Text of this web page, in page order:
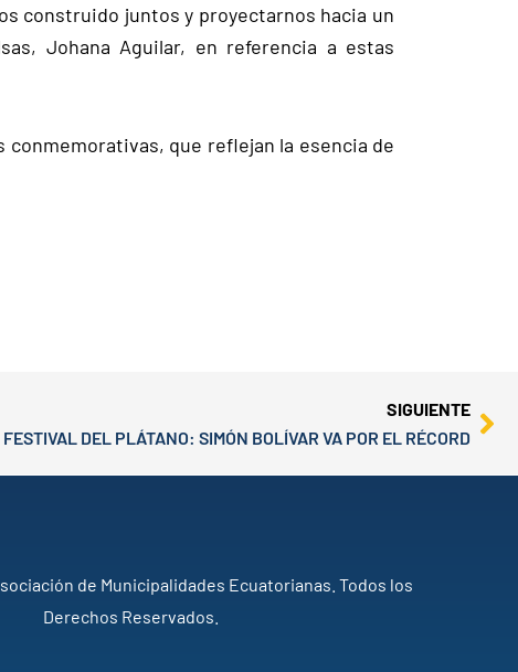
construido juntos y proyectarnos hacia un
Johana Aguilar, en referencia a estas
que reflejan la esencia de
SIGUIENTE
FESTIVAL DEL PLÁTANO: SIMÓN BOLÍVAR VA POR EL RÉCORD
de Municipalidades Ecuatorianas. Todos los
Derechos Reservados.